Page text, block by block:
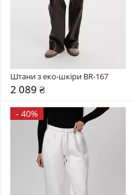
Штани з еко-шкіри BR-167
2 089 ₴
- 40%